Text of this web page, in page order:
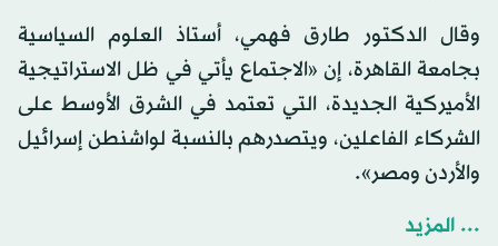
وقال الدكتور طارق فهمي، أستاذ العلوم السياسية
بجامعة القاهرة، إن «الاجتماع يأتي في ظل الاستراتيجية
الأميركية الجديدة، التي تعتمد في الشرق الأوسط على
الشركاء الفاعلين، ويتصدرهم بالنسبة لواشنطن إسرائيل
والأردن ومصر».
... المزيد